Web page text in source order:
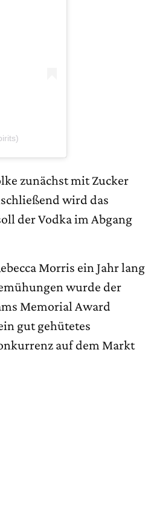
zunächst mit Zucker
wird das
der Vodka im Abgang
Morris ein Jahr lang
wurde der
Memorial Award
gut gehütetes
auf dem Markt